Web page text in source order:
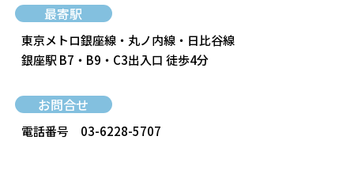
最寄駅
東京メトロ銀座線・丸ノ内線・日比谷線
銀座駅 B7・B9・C3出入口 徒歩4分
お問合せ
電話番号 03-6228-5707